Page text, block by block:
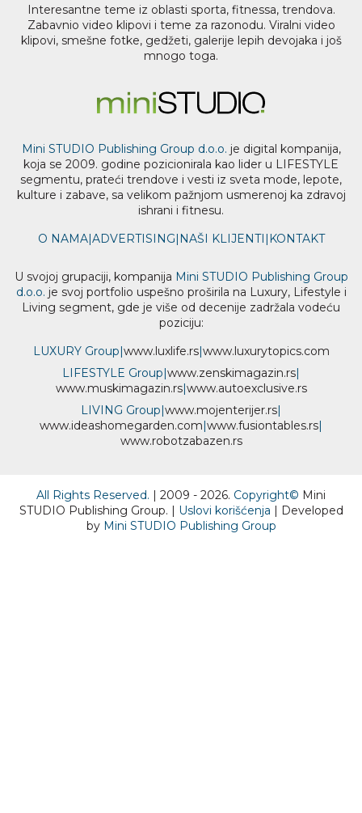
Interesantne teme iz oblasti sporta, fitnessa, trendova.
Zabavnio video klipovi i teme za razonodu. Viralni video
klipovi, smešne fotke, gedžeti, galerije lepih devojaka i još
mnogo toga.
Mini STUDIO Publishing Group d.o.o. je digital kompanija,
koja se 2009. godine pozicionirala kao lider u LIFESTYLE
segmentu, prateći trendove i vesti iz sveta mode, lepote,
kulture i zabave, sa velikom pažnjom usmerenoj ka zdravoj
ishrani i fitnesu.
O NAMA|ADVERTISING| NAŠI KLIJENTI | KONTAKT
U svojoj grupaciji, kompanija Mini STUDIO Publishing Group
d.o.o. je svoj portfolio uspešno proširila na Luxury, Lifestyle i
Living segment, gde je više od decenije zadržala vodeću
poziciju:
LUXURY Group|www.luxlife.rs|www.luxurytopics.com
LIFESTYLE Group|www.zenskimagazin.rs|
www.muskimagazin.rs|www.autoexclusive.rs
LIVING Group|www.mojenterijer.rs|
www.ideashomegarden.com|www.fusiontables.rs|
www.robotzabazen.rs
All Rights Reserved. | 2009 - 2026. Copyright© Mini
STUDIO Publishing Group. | Uslovi korišćenja | Developed
by Mini STUDIO Publishing Group